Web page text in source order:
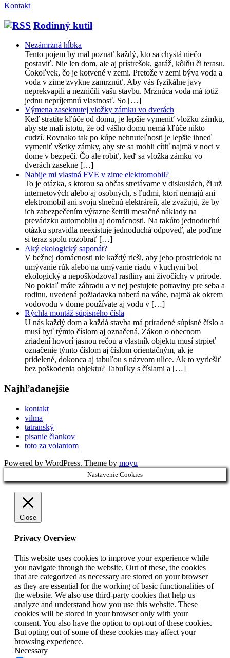
Kontakt
Rodinný kutil
Nezámrzná hĺbka
Tento pojem by mal poznať každý, kto sa chystá niečo
postaviť. Nie len dom, ale aj prístrešok, garáž, kôlňu či terasu.
Čokoľvek, čo je kotvené v zemi. Pretože v zemi býva voda a
voda v zime zvykne zamrznúť. Aby vás fyzikálne javy
neprekvapili a nezničili vašu stavbu. Mrznúca voda má totiž
jednu nepríjemnú vlastnosť. So […]
Výmena zaseknutej vložky zámku vo dverách
Keď stratíte kľúče od domu, je lepšie vymeniť vložku zámku,
aby ste mali istotu, že od vášho domu nemá kľúče nikto
cudzí. Rovnako tak po kúpe nehnuteľnosti je lepšie ihneď
vymeniť všetky zámky, aby ste sa mohli cítiť najmä v noci v
dome v bezpečí. Čo ale robiť, keď sa vložka zámku vo
dverách zasekne […]
Nabije mi vlastná FVE v zime elektromobil?
To je otázka, s ktorou sa občas stretávame v diskusiách, či už
internetových alebo aj osobných, s ľudmi, ktorí nemajú ani
elektromobil ani svoju slnečnú elektráreň, ale zvažujú, že by
ich zabezpečením výrazne šetrili mesačné náklady na
prevádzku automobilu aj domácnosti. Na takúto jednoduchú
otázku spravidla neexistuje jednoduchá odpoveď, ale poďme
si teraz spolu rozobrať […]
Aký ekologický saponát?
V bežnej domácnosti nie každý rieši, aby jeho prostriedok na
umývanie rúk alebo na umývanie riadu v kuchyni bol
ekologický a nepoškodzoval rastliny ani živočíchy v prírode.
No pokiaľ máte záhradu a v nej pestujete potraviny pre seba a
rodinu, uvedená požiadavka naberá na váhe, najmä ak okrem
vodovodu v dome používate aj vodu v […]
Rýchla montáž súpisného čísla
U nás každý dom a každá stavba má priradené súpisné číslo a
musí byť týmto číslom aj označená. Zákon o obecnom
zriadení hovorí jasnou rečou a vlastník objektu musí strpieť
označenie týmto číslom aj číslom orientačným, ak je
pridelené, dokonca aj tabuľou s názvom ulice. Ak to vyriešiť
bez poškodenia objektu? Tabuľky s číslami a […]
Najhľadanejšie
kontakt
vilma
tatranský
pisanie člankov
toto za volantom
Powered by WordPress. Theme by moyu
Nastavenie Cookies
Close
Privacy Overview
This website uses cookies to improve your experience while
you navigate through the website. Out of these, the cookies
that are categorized as necessary are stored on your browser
as they are essential for the working of basic functionalities of
the website. We also use third-party cookies that help us
analyze and understand how you use this website. These
cookies will be stored in your browser only with your
consent. You also have the option to opt-out of these cookies.
But opting out of some of these cookies may affect your
browsing experience.
Necessary